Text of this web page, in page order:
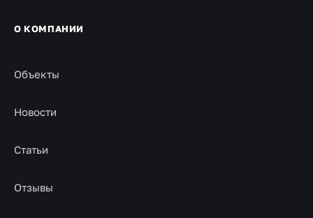
О КОМПАНИИ
Объекты
Новости
Статьи
Отзывы